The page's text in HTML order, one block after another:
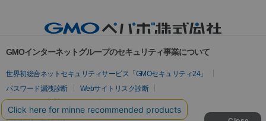
GMOインターネットグループのセキュリティ事業について
世界初総合ネットセキュリティサービス「GMOセキュリティ24」
パスワード漏洩診断
Webサイトリスク診断
セキュリティ相談AIチャットボット
実在証明・盗聴対策